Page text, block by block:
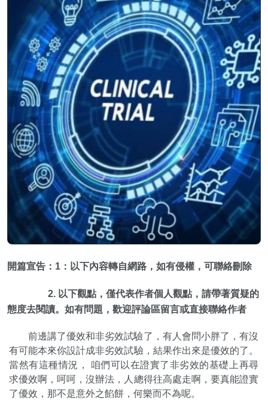
開篇宣告：1 ：以下內容轉自網路，如有侵權，可聯絡刪除
2. 以下觀點，僅代表作者個人觀點，請帶著質疑的
態度去閱讀。 如有問題，歡迎評論區留言或直接聯絡作者
前邊講了優效和非劣效試驗了，有人會問小胖了，有沒
有可能本來你設計成非劣效試驗，結果作出來是優效的了。
當然有這種情況 ， 咱們可以在證實了非劣效的基礎上再尋
求優效啊，呵呵，沒辦法，人總得往高處走啊，要真能證實
了優效，那不是意外之餡餅，何樂而不為呢。